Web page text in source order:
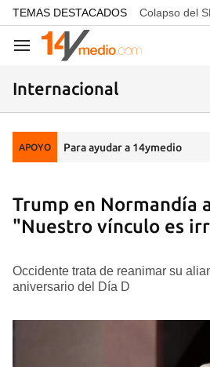
common.go-to-content
TEMAS DESTACADOS Colapso del
Navegación
Internacional
APOYO Para ayudar a 14ymedio
Trump en Normandía
"Nuestro vínculo es
Occidente trata de reanimar su
aniversario del Día D